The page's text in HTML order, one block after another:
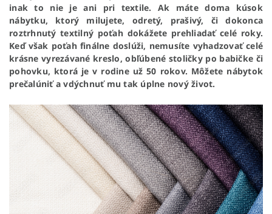
inak to nie je ani pri textile. Ak máte doma kúsok
nábytku, ktorý milujete, odretý, prašivý, či dokonca
roztrhnutý textilný poťah dokážete prehliadať celé roky.
Keď však poťah finálne doslúži, nemusíte vyhadzovať celé
krásne vyrezávané kreslo, obľúbené stoličky po babičke či
pohovku, ktorá je v rodine už 50 rokov. Môžete nábytok
prečalúniť a vdýchnuť mu tak úplne nový život.